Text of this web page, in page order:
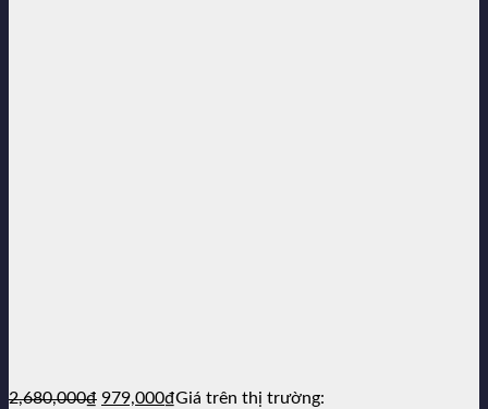
2,680,000₫ Giá
979,000₫Giá
Giá trên thị trường: